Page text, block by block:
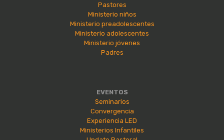
Pastores
Ministerio niños
Ministerio preadolescentes
Ministerio adolescentes
Ministerio jóvenes
Padres
EVENTOS
Seminarios
Convergencia
Experiencia LED
Ministerios Infantiles